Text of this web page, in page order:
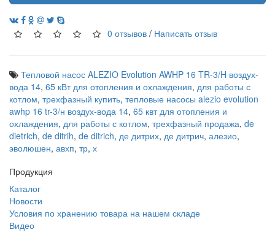
0 отзывов / Написать отзыв
Тепловой насос ALEZIO Evolution AWHP 16 TR-3/H воздух-
вода 14, 65 кВт для отопления и охлаждения, для работы с
котлом, трехфазный купить, тепловые насосы alezio evolution
awhp 16 tr-3/н воздух-вода 14, 65 квт для отопления и
охлаждения, для работы с котлом, трехфазный продажа, de
dietrich, de ditrih, de ditrich, де дитрих, де дитрич, алезио,
эволюшен, авхп, тр, х
Продукция
Каталог
Новости
Условия по хранению товара на нашем складе
Видео